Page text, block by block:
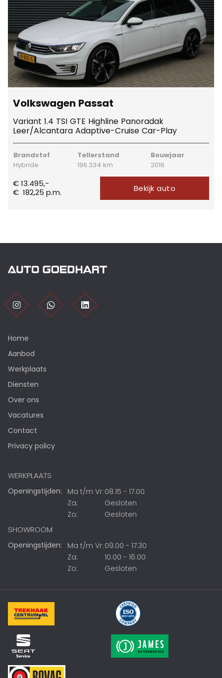
Volkswagen Passat
Variant 1.4 TSI GTE Highline Panoradak
Leer/Alcantara Adaptive-Cruise Car-Play
Brandstof
Hybride
Tellerstand
196.334 km
Bouwjaar
2016
€ 13.495,-
€182,25 p.m. Bekijk auto
Home
Aanbod
Werkplaats
Diensten
Over ons
Vacatures
Contact
Privacy policy
WERKPLAATS
Openingstijden: Ma t/m Vr: 08.15 - 17.00
Za:
Gesloten
Zo:
Gesloten
SHOWROOM
Openingstijden: Ma t/m Vr: 09.00 - 17.30
Za:
10.00 - 16.00
Zo:
Gesloten